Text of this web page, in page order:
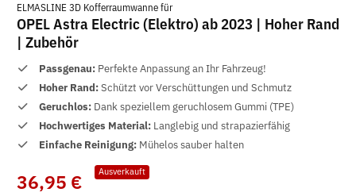
ELMASLINE 3D Kofferraumwanne für
OPEL Astra Electric (Elektro) ab 2023 | Hoher Rand
| Zubehör
Passgenau: Perfekte Anpassung an Ihr Fahrzeug!
Hoher Rand:Schützt vor Verschüttungen und Schmutz
Geruchlos: Dank speziellem geruchlosem Gummi (TPE)
Hochwertiges Material: Langlebig und strapazierfähig
Einfache Reinigung: Mühelos sauber halten
Ausverkauft
36,95 €